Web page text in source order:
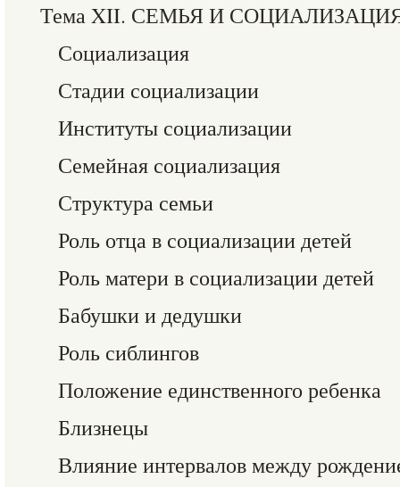
Тема XII. СЕМЬЯ И
Социализация
Стадии социализации
Институты социализации
Семейная социализация
Структура семьи
Роль отца в социализации детей
Роль матери в социализации детей
Бабушки и дедушки
Роль сиблингов
Положение единственного ребенка
Близнецы
Влияние интервалов между